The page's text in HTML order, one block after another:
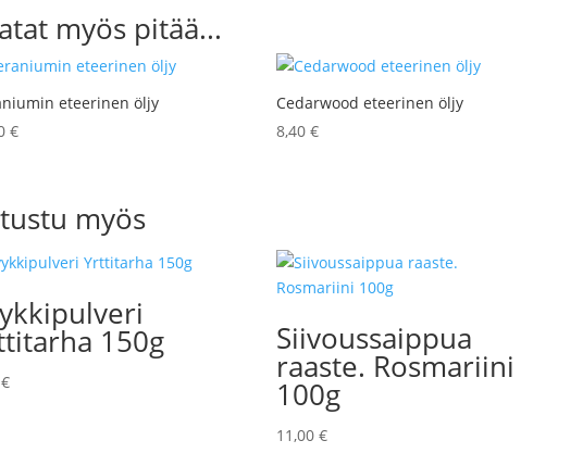
myös pitää...
eteerinen öljy
€
Cedarwood eteerinen öljy
8,40 €
myös
150g
€
Siivoussaippua
raaste. Rosmariini
100g
11,00 €